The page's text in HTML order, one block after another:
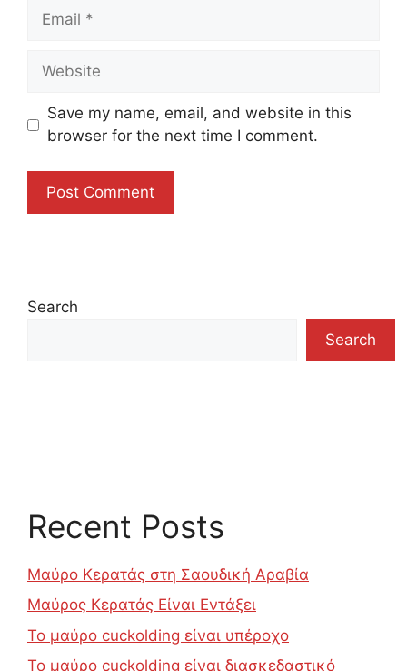
Email
Website
Save my name, email, and website in this
browser for the next time I comment.
Search
Search
Recent Posts
Μαύρο Κερατάς στη Σαουδική Αραβία
Μαύρος Κερατάς Είναι Εντάξει
Το μαύρο cuckolding είναι υπέροχο
Το μαύρο cuckolding είναι διασκεδαστικό